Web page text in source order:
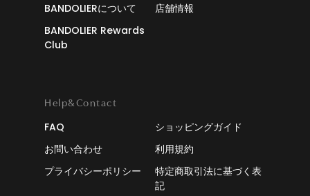
BANDOLIERについて
店舗情報
BANDOLIER Rewards
Club
Help&Contact
FAQ
ショッピングガイド
お問い合わせ
利用規約
プライバシーポリシー
特定商取引法に基づく表
記